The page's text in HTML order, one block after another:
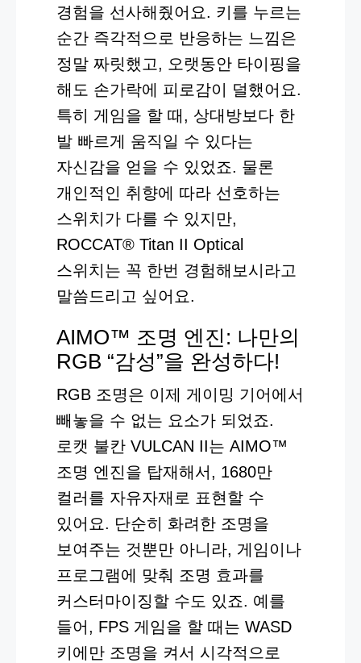
경험을 선사해줬어요. 키를 누르는
순간 즉각적으로 반응하는 느낌은
정말 짜릿했고, 오랫동안 타이핑을
해도 손가락에 피로감이 덜했어요.
특히 게임을 할 때, 상대방보다 한
발 빠르게 움직일 수 있다는
자신감을 얻을 수 있었죠. 물론
개인적인 취향에 따라 선호하는
스위치가 다를 수 있지만,
ROCCAT® Titan II Optical
스위치는 꼭 한번 경험해보시라고
말씀드리고 싶어요.
AIMO™ 조명 엔진: 나만의
RGB “감성”을 완성하다!
RGB 조명은 이제 게이밍 기어에서
빼놓을 수 없는 요소가 되었죠.
로캣 불칸 VULCAN II는 AIMO™
조명 엔진을 탑재해서, 1680만
컬러를 자유자재로 표현할 수
있어요. 단순히 화려한 조명을
보여주는 것뿐만 아니라, 게임이나
프로그램에 맞춰 조명 효과를
커스터마이징할 수도 있죠. 예를
들어, FPS 게임을 할 때는 WASD
키에만 조명을 켜서 시각적으로